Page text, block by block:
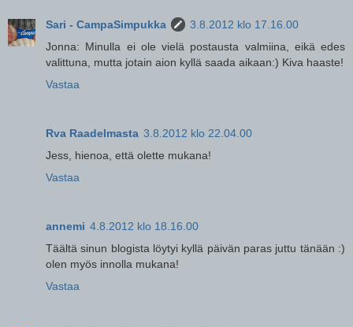
Sari - CampaSimpukka
3.8.2012 klo 17.16.00
Jonna: Minulla ei ole vielä postausta valmiina, eikä edes
valittuna, mutta jotain aion kyllä saada aikaan:) Kiva haaste!
Vastaa
Rva Raadelmasta 3.8.2012 klo 22.04.00
Jess, hienoa, että olette mukana!
Vastaa
annemi 4.8.2012 klo 18.16.00
Täältä sinun blogista löytyi kyllä päivän paras juttu tänään :)
olen myös innolla mukana!
Vastaa